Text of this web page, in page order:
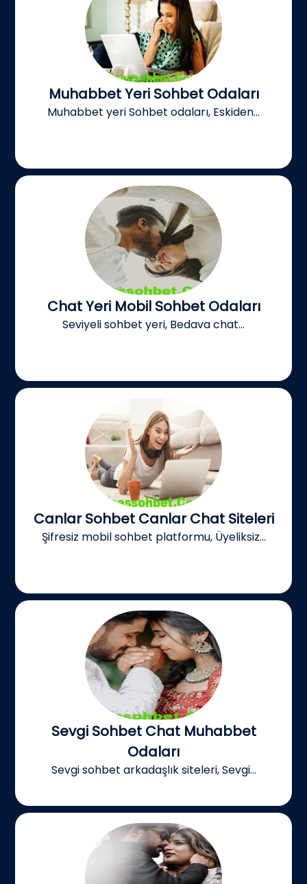
Muhabbet Yeri Sohbet Odaları
Muhabbet yeri Sohbet odaları, Eskiden...
Chat Yeri Mobil Sohbet Odaları
Seviyeli sohbet yeri, Bedava chat...
Canlar Sohbet Canlar Chat Siteleri
Şifresiz mobil sohbet platformu, Üyeliksiz...
Sevgi Sohbet Chat Muhabbet
Odaları
Sevgi sohbet arkadaşlık siteleri, Sevgi...